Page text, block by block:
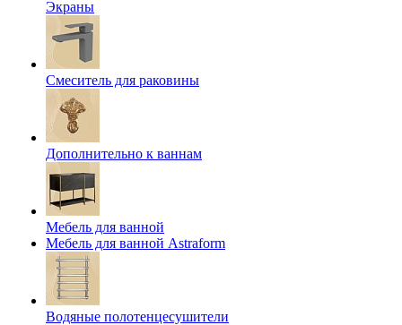
Экраны
Смеситель для раковины
Дополнительно к ваннам
Мебель для ванной
Мебель для ванной Astraform
Водяные полотенцесушители